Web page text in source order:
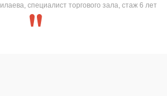
специалист торгового зала, стаж 6 лет